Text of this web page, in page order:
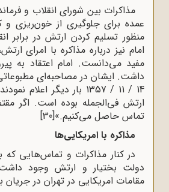
مذاکرات بین شوراى انقلاب و
عمده براى جلوگیرى از خون‌ریزى و
منظور تسلیم کردن ارتش در برابر
امام نیز درباره‌ مذاکره با امراى
مفید مى‌دانست. امام اعتقاد به
داشت. ایشان در مصاحبه‌اى
14 / 11 / 1357 بار دیگر
ارتش فى‌الجمله بوده است. اگر
تماس حاصل مى‌کنیم.»[30]
مذاکره با امریکایی‌ها
در کنار مذاکرات و تماس‌هایى که
دولت بختیار و ارتش وجود
مقامات امریکایى در تهران در جریان